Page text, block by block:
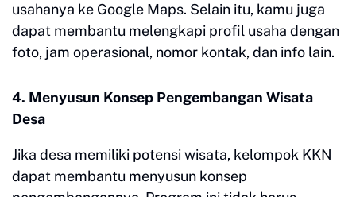
usahanya ke Google Maps. Selain itu, kamu juga
dapat membantu melengkapi profil usaha dengan
foto, jam operasional, nomor kontak, dan info lain.
4. Menyusun Konsep Pengembangan Wisata
Desa
Jika desa memiliki potensi wisata, kelompok KKN
dapat membantu menyusun konsep